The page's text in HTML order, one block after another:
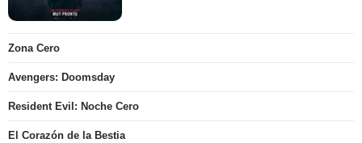
Zona Cero
Avengers: Doomsday
Resident Evil: Noche Cero
El Corazón de la Bestia